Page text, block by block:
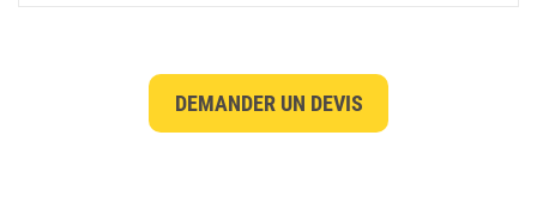
DEMANDER UN DEVIS